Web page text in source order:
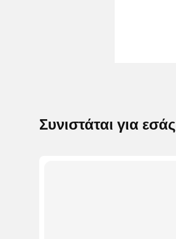
Συνιστάται για εσάς